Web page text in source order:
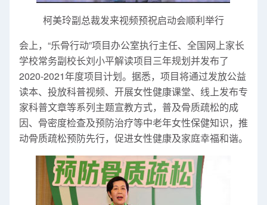
柯美玲副总裁发来视频预祝启动会顺利举行
会上，“乐骨行动”项目办公室执行主任、全国网上家长
学校常务副校长刘小平解读项目三年规划并发布了
2020-2021年度项目计划。据悉，项目将通过发放公益
读本、投放科普视频、开展女性健康课堂、线上发布专
家科普文章等系列主题宣教方式，普及骨质疏松的成
因、骨密度检查及预防治疗等中老年女性保健知识，推
动骨质疏松预防先行，促进女性健康及家庭幸福和谐。